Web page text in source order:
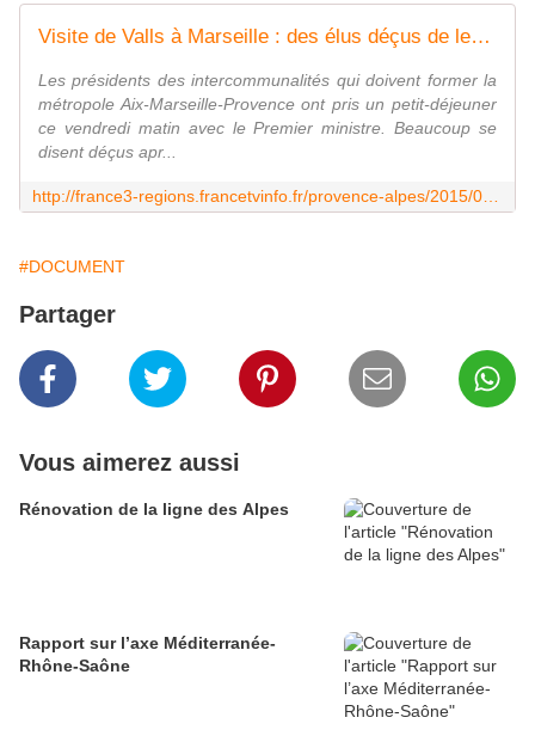
Visite de Valls à Marseille : des élus déçus de leur rencontre - France 3 Provence-Alpes
Les présidents des intercommunalités qui doivent former la
métropole Aix-Marseille-Provence ont pris un petit-déjeuner
ce vendredi matin avec le Premier ministre. Beaucoup se
disent déçus apr...
#DOCUMENT
Partager
Vous aimerez aussi
Rénovation de la ligne des Alpes
Rapport sur l’axe Méditerranée-
Rhône-Saône